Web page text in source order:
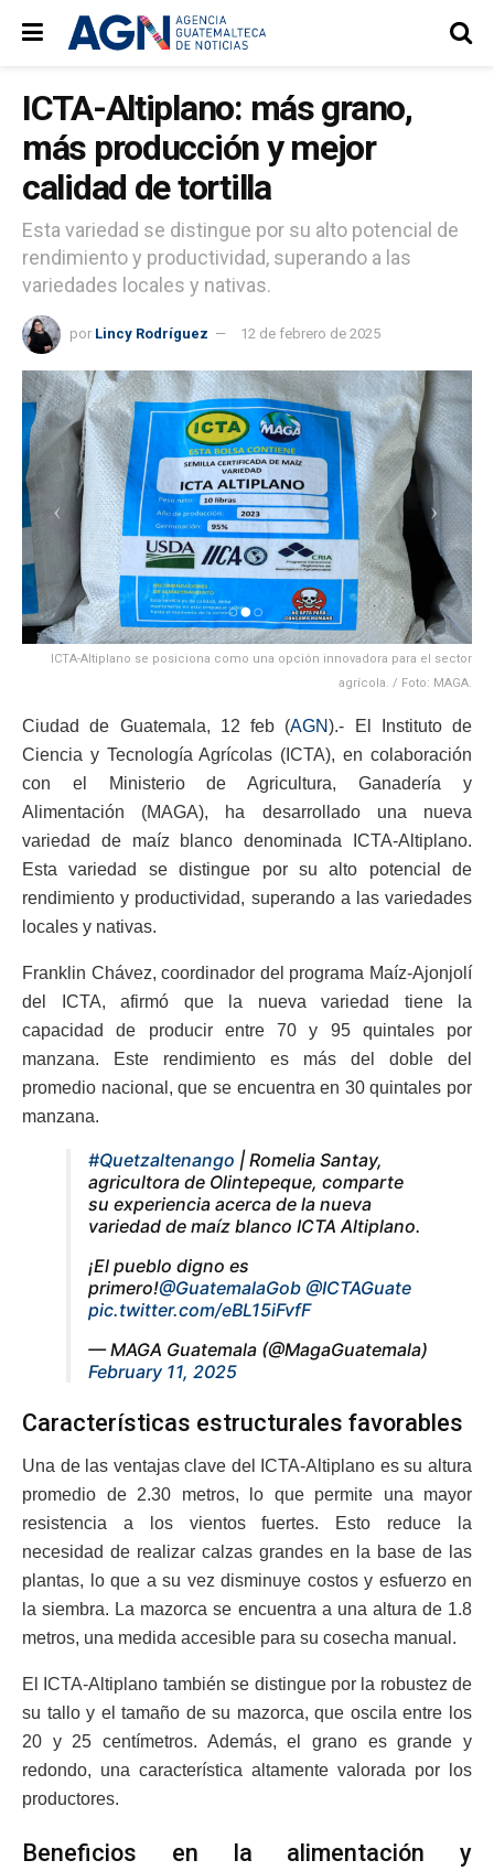
ICTA-Altiplano: más grano,
más producción y mejor
calidad de tortilla
Esta variedad se distingue por su alto potencial de
rendimiento y productividad, superando a las
variedades locales y nativas.
por Lincy Rodríguez 12 de febrero de 2025
ICTA-Altiplano se posiciona como una opción innovadora para el sector
agrícola. / Foto: MAGA.
Ciudad de Guatemala, 12 feb (AGN).- El Instituto de
Ciencia y Tecnología Agrícolas (ICTA), en colaboración
con el Ministerio de Agricultura, Ganadería y
Alimentación (MAGA), ha desarrollado una nueva
variedad de maíz blanco denominada ICTA-Altiplano.
Esta variedad se distingue por su alto potencial de
rendimiento y productividad, superando a las variedades
locales y nativas.
Franklin Chávez, coordinador del programa Maíz-Ajonjolí
del ICTA, afirmó que la nueva variedad tiene la
capacidad de producir entre 70 y 95 quintales por
manzana. Este rendimiento es más del doble del
promedio nacional, que se encuentra en 30 quintales por
manzana.
#Quetzaltenango | Romelia Santay,
agricultora de Olintepeque, comparte
su experiencia acerca de la nueva
variedad de maíz blanco ICTA Altiplano.
¡El pueblo digno es
primero!@GuatemalaGob @ICTAGuate
pic.twitter.com/eBL15iFvfF
— MAGA Guatemala (@MagaGuatemala)
February 11, 2025
Características estructurales favorables
Una de las ventajas clave del ICTA-Altiplano es su altura
promedio de 2.30 metros, lo que permite una mayor
resistencia a los vientos fuertes. Esto reduce la
necesidad de realizar calzas grandes en la base de las
plantas, lo que a su vez disminuye costos y esfuerzo en
la siembra. La mazorca se encuentra a una altura de 1.8
metros, una medida accesible para su cosecha manual.
El ICTA-Altiplano también se distingue por la robustez de
su tallo y el tamaño de su mazorca, que oscila entre los
20 y 25 centímetros. Además, el grano es grande y
redondo, una característica altamente valorada por los
productores.
Beneficios en la alimentación y